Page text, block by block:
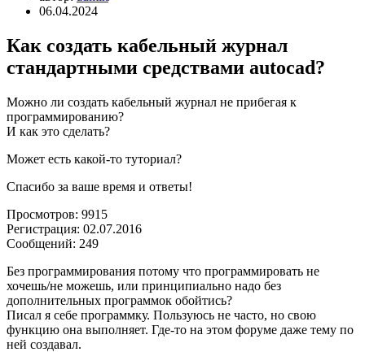
06.04.2024
Как создать кабельный журнал
стандартными средствами autocad?
Можно ли создать кабельный журнал не прибегая к
программированию?
И как это сделать?
Может есть какой-то туториал?
Спасибо за ваше время и ответы!
Просмотров: 9915
Регистрация: 02.07.2016
Сообщений: 249
Без программирования потому что программировать не
хочешь/не можешь, или принципиально надо без
дополнительных программок обойтись?
Писал я себе программку. Пользуюсь не часто, но свою
функцию она выполняет. Где-то на этом форуме даже тему по
ней создавал.